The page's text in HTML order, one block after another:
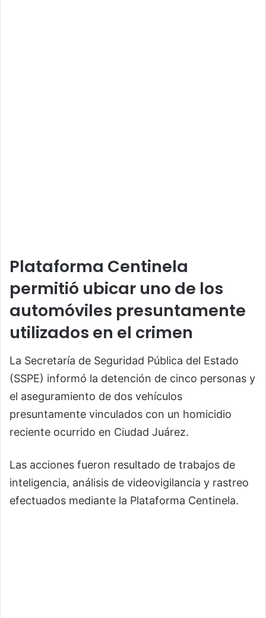
Plataforma Centinela
permitió ubicar uno de los
automóviles presuntamente
utilizados en el crimen
La Secretaría de Seguridad Pública del Estado
(SSPE) informó la detención de cinco personas y
el aseguramiento de dos vehículos
presuntamente vinculados con un homicidio
reciente ocurrido en Ciudad Juárez.
Las acciones fueron resultado de trabajos de
inteligencia, análisis de videovigilancia y rastreo
efectuados mediante la Plataforma Centinela.